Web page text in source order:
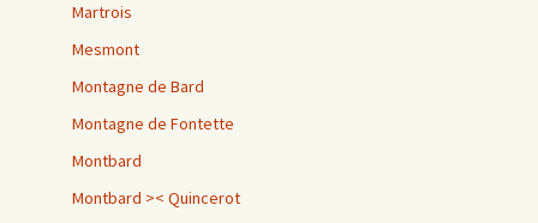
Martrois
Mesmont
Montagne de Bard
Montagne de Fontette
Montbard
Montbard >< Quincerot